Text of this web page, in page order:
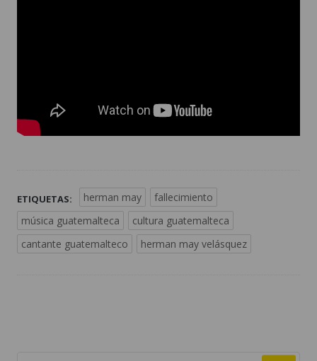
ETIQUETAS: herman may
fallecimiento
música guatemalteca
cultura guatemalteca
cantante guatemalteco
herman may velásquez